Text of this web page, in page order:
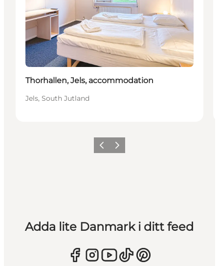
Thorhallen, Jels, accommodation
Jels, South Jutland
Föregående
Nästa
Adda lite Danmark i ditt feed